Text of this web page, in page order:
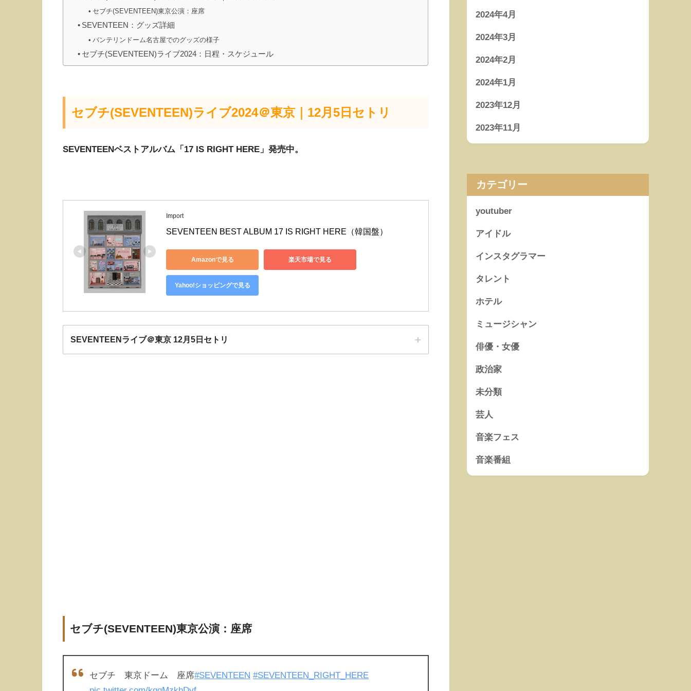
セブチ(SEVENTEEN)東京公演：座席
SEVENTEEN：グッズ詳細
バンテリンドーム名古屋でのグッズの様子
セブチ(SEVENTEEN)ライブ2024：日程・スケジュール
セブチ(SEVENTEEN)ライブ2024＠東京｜12月5日セトリ
SEVENTEENベストアルバム「17 IS RIGHT HERE」発売中。
Import
SEVENTEEN BEST ALBUM 17 IS RIGHT HERE（韓国盤）
Amazonで見る 楽天市場で見る
Yahoo!ショッピングで見る
SEVENTEENライブ＠東京 12月5日セトリ
セブチ(SEVENTEEN)東京公演：座席
セブチ 東京ドーム 座席#SEVENTEEN #SEVENTEEN_RIGHT_HERE
2024年4月
2024年3月
2024年2月
2024年1月
2023年12月
2023年11月
カテゴリー
youtuber
アイドル
インスタグラマー
タレント
ホテル
ミュージシャン
俳優・女優
政治家
未分類
芸人
音楽フェス
音楽番組